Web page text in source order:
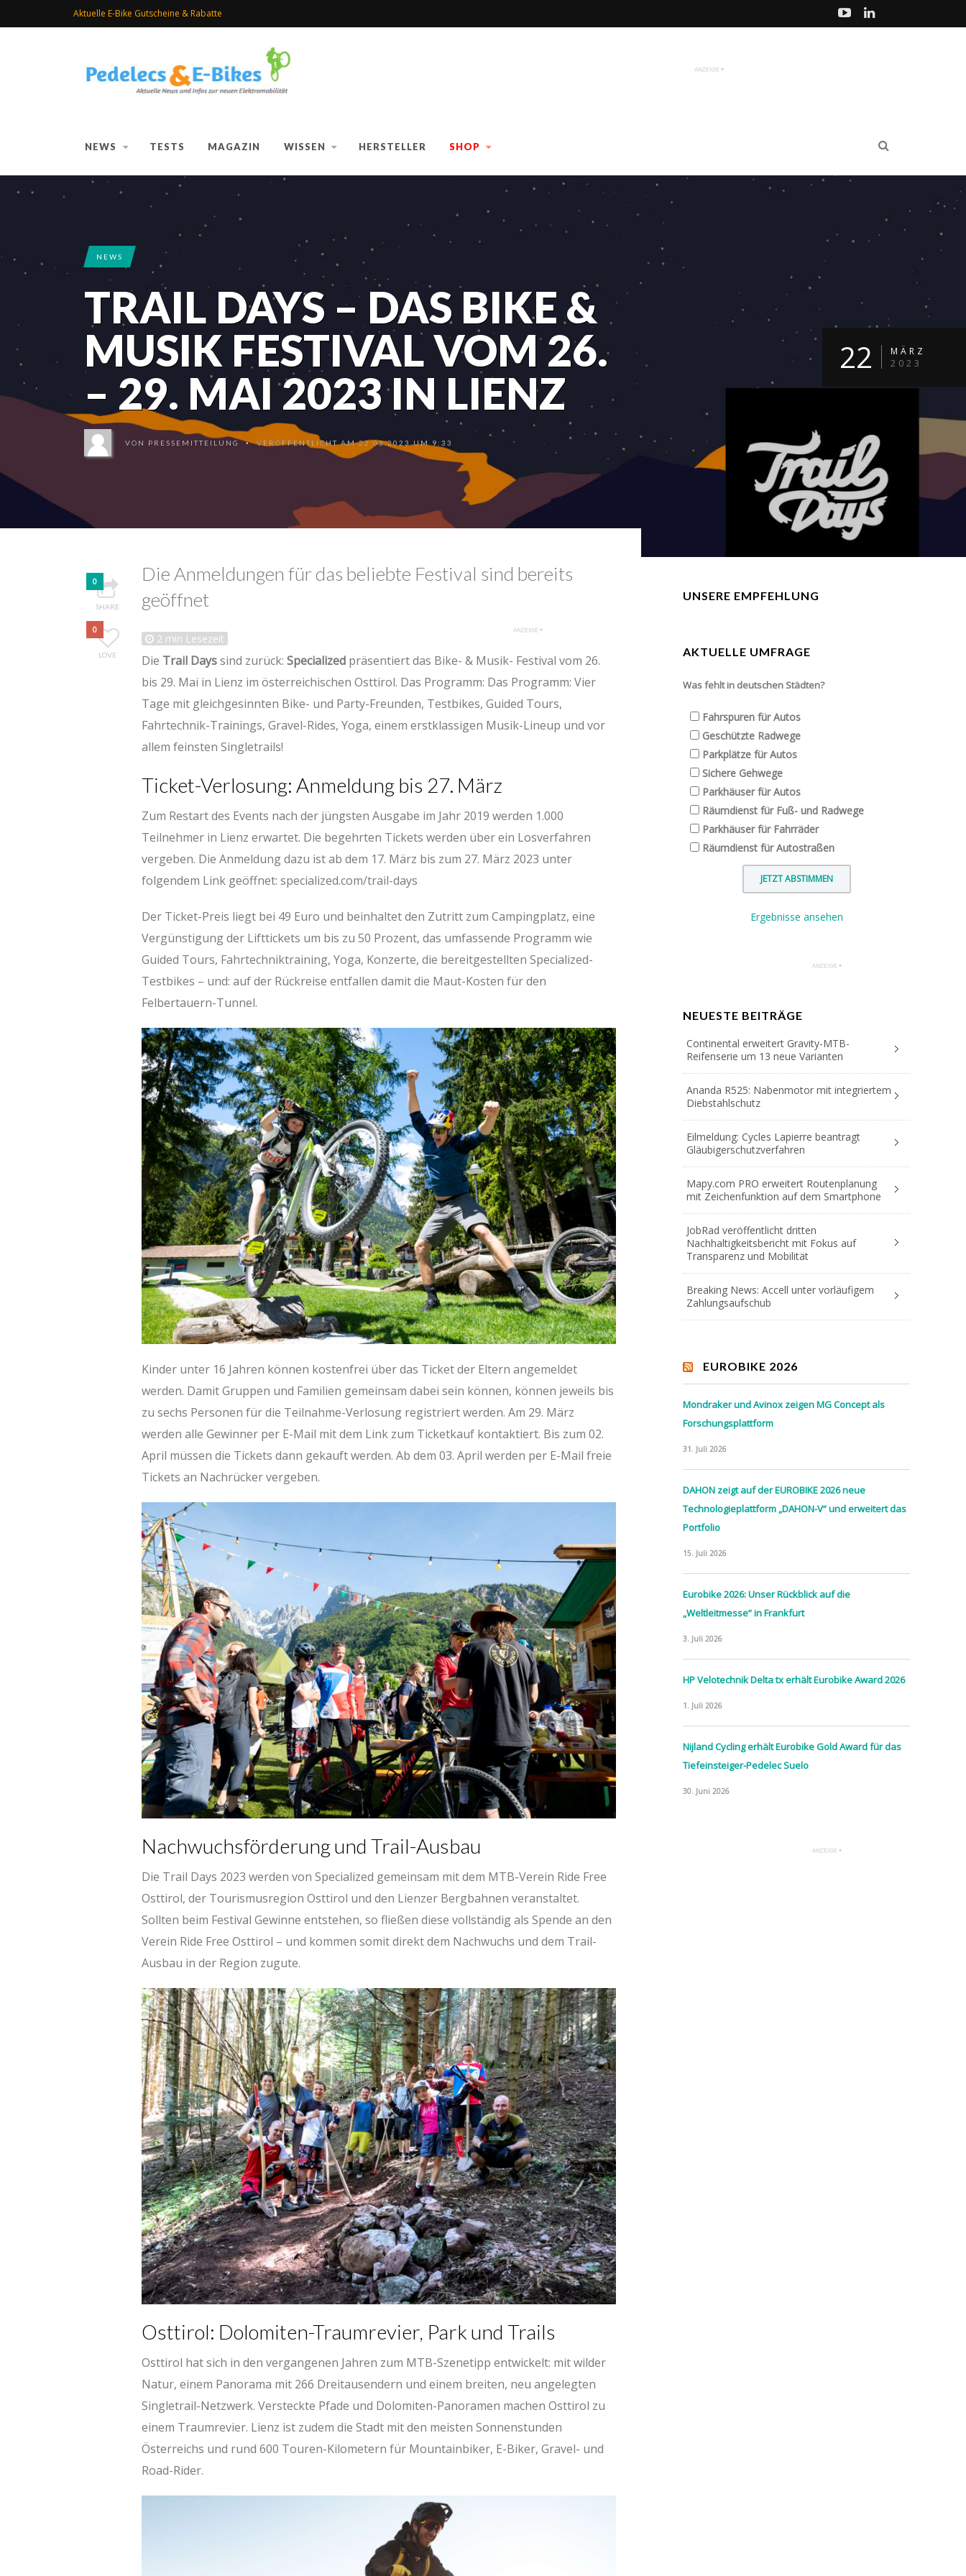
Aktuelle E-Bike Gutscheine & Rabatte
NEWS TESTS MAGAZIN WISSEN HERSTELLER SHOP
NEWS
TRAIL DAYS – DAS BIKE &
MUSIK FESTIVAL VOM 26.
– 29. MAI 2023 IN LIENZ
VON PRESSEMITTEILUNG •VERÖFFENTLICHT AM 22.03.2023 UM 9:33
22
MÄRZ
2023
0
SHARE
0
LOVE
Die Anmeldungen für das beliebte Festival sind bereits
geöffnet
2 min Lesezeit
Die Trail Dayssind zurück: Specialized präsentiert das Bike- & Musik- Festival vom 26.
bis 29. Mai in Lienz im österreichischen Osttirol. Das Programm: Das Programm: Vier
Tage mit gleichgesinnten Bike- und Party-Freunden, Testbikes, Guided Tours,
Fahrtechnik-Trainings, Gravel-Rides, Yoga, einem erstklassigen Musik-Lineup und vor
allem feinsten Singletrails!
Ticket-Verlosung: Anmeldung bis 27. März
Zum Restart des Events nach der jüngsten Ausgabe im Jahr 2019 werden 1.000
Teilnehmer in Lienz erwartet. Die begehrten Tickets werden über ein Losverfahren
vergeben. Die Anmeldung dazu ist ab dem 17. März bis zum 27. März 2023 unter
folgendem Link geöffnet: specialized.com/trail-days
Der Ticket-Preis liegt bei 49 Euro und beinhaltet den Zutritt zum Campingplatz, eine
Vergünstigung der Lifttickets um bis zu 50 Prozent, das umfassende Programm wie
Guided Tours, Fahrtechniktraining, Yoga, Konzerte, die bereitgestellten Specialized-
Testbikes – und: auf der Rückreise entfallen damit die Maut-Kosten für den
Felbertauern-Tunnel.
Kinder unter 16 Jahren können kostenfrei über das Ticket der Eltern angemeldet
werden. Damit Gruppen und Familien gemeinsam dabei sein können, können jeweils bis
zu sechs Personen für die Teilnahme-Verlosung registriert werden. Am 29. März
werden alle Gewinner per E-Mail mit dem Link zum Ticketkauf kontaktiert. Bis zum 02.
April müssen die Tickets dann gekauft werden. Ab dem 03. April werden per E-Mail freie
Tickets an Nachrücker vergeben.
Nachwuchsförderung und Trail-Ausbau
Die Trail Days 2023 werden von Specialized gemeinsam mit dem MTB-Verein Ride Free
Osttirol, der Tourismusregion Osttirol und den Lienzer Bergbahnen veranstaltet.
Sollten beim Festival Gewinne entstehen, so fließen diese vollständig als Spende an den
Verein Ride Free Osttirol – und kommen somit direkt dem Nachwuchs und dem Trail-
Ausbau in der Region zugute.
Osttirol: Dolomiten-Traumrevier, Park und Trails
Osttirol hat sich in den vergangenen Jahren zum MTB-Szenetipp entwickelt: mit wilder
Natur, einem Panorama mit 266 Dreitausendern und einem breiten, neu angelegten
Singletrail-Netzwerk. Versteckte Pfade und Dolomiten-Panoramen machen Osttirol zu
einem Traumrevier. Lienz ist zudem die Stadt mit den meisten Sonnenstunden
Österreichs und rund 600 Touren-Kilometern für Mountainbiker, E-Biker, Gravel- und
Road-Rider.
UNSERE EMPFEHLUNG
AKTUELLE UMFRAGE
Was fehlt in deutschen Städten?
Fahrspuren für Autos
Geschützte Radwege
Parkplätze für Autos
Sichere Gehwege
Parkhäuser für Autos
Räumdienst für Fuß- und Radwege
Parkhäuser für Fahrräder
Räumdienst für Autostraßen
Ergebnisse ansehen
NEUESTE BEITRÄGE
Continental erweitert Gravity-MTB-
Reifenserie um 13 neue Varianten
Ananda R525: Nabenmotor mit integriertem
Diebstahlschutz
Eilmeldung: Cycles Lapierre beantragt
Gläubigerschutzverfahren
Mapy.com PRO erweitert Routenplanung
mit Zeichenfunktion auf dem Smartphone
JobRad veröffentlicht dritten
Nachhaltigkeitsbericht mit Fokus auf
Transparenz und Mobilität
Breaking News: Accell unter vorläufigem
Zahlungsaufschub
EUROBIKE 2026
Mondraker und Avinox zeigen MG Concept als
Forschungsplattform
31. Juli 2026
DAHON zeigt auf der EUROBIKE 2026 neue
Technologieplattform „DAHON-V“ und erweitert das
Portfolio
15. Juli 2026
Eurobike 2026: Unser Rückblick auf die
„Weltleitmesse“ in Frankfurt
3. Juli 2026
HP Velotechnik Delta tx erhält Eurobike Award 2026
1. Juli 2026
Nijland Cycling erhält Eurobike Gold Award für das
Tiefeinsteiger-Pedelec Suelo
30. Juni 2026